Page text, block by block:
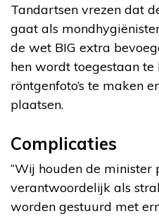
Tandartsen vrezen dat
gaat als
de wet BIG extra
hen wordt toegestaan te
röntgenfoto’s te maken
plaatsen.
Complicaties
“Wij houden de minister
verantwoordelijk als
worden gestuurd met